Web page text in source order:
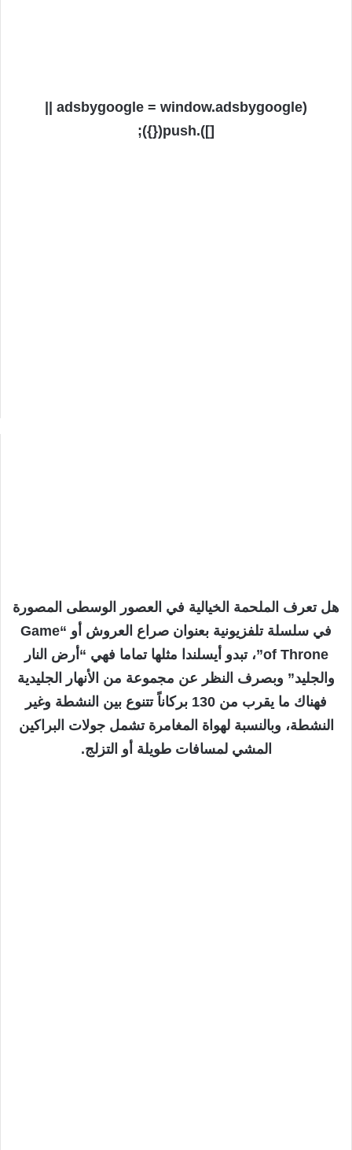
[]).push({});
هل تعرف الملحمة الخيالية في العصور الوسطى المصورة
في سلسلة تلفزيونية بعنوان صراع العروش أو “Game
of Throne”، تبدو أيسلندا مثلها تماما فهي “أرض النار
والجليد” وبصرف النظر عن مجموعة من الأنهار الجليدية
فهناك ما يقرب من 130 بركاناً تتنوع بين النشطة وغير
النشطة، وبالنسبة لهواة المغامرة تشمل جولات البراكين
المشي لمسافات طويلة أو التزلج.